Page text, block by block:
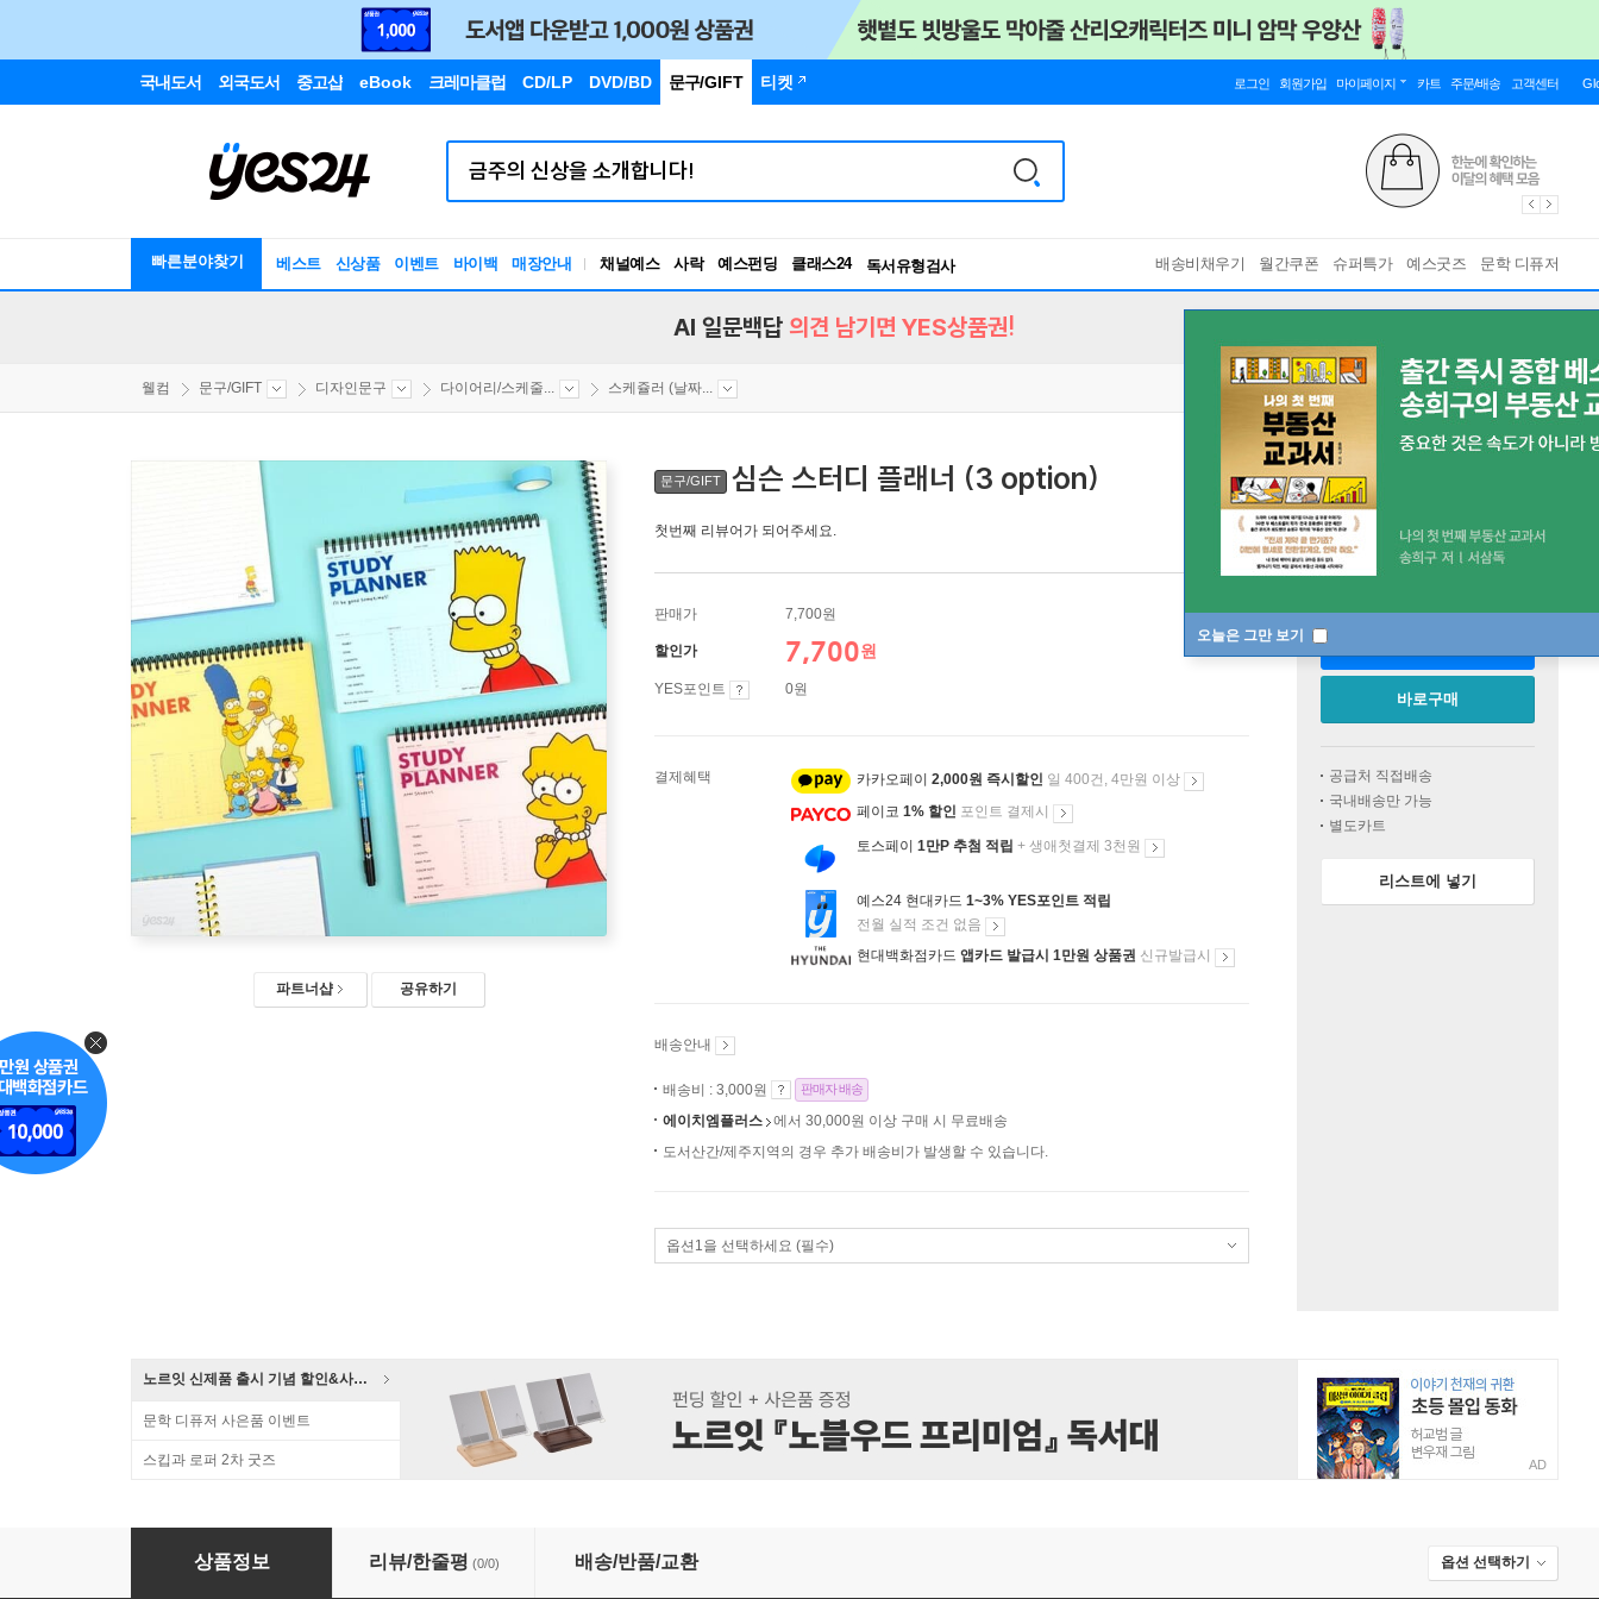
국내도서 외국도서 중고샵 eBook 크레마클럽 CD/LP DVD/BD 문구/GIFT 티켓 로그인 회원가입 마이페이지 카트 주문/배송 고객센터
빠른분야찾기 베스트 신상품 이벤트 바이백 매장안내 채널예스 사락 예스펀딩 클래스24
독서유형검사
RBTI Lab
배송비채우기 월간쿠폰 슈퍼특가 예스굿즈 문학 디퓨저
오늘은 그만 보기
AI 일문백답 의견 남기면 YES상품권!
웰컴 문구/GIFT 디자인문구 다이어리/스케줄... 스케쥴러 (날짜...
파트너샵 공유하기
문구/GIFT 심슨 스터디 플래너 (3 option)
첫번째 리뷰어가 되어주세요.
판매가 7,700원
할인가 7,700원
YES포인트 0원
결제혜택 카카오페이 2,000원 즉시할인 일 400건, 4만원 이상
페이코 1% 할인 포인트 결제시
토스페이 1만P 추첨 적립 + 생애첫결제 3천원
예스24 현대카드 1~3% YES포인트 적립
전월 실적 조건 없음
현대백화점카드 앱카드 발급시 1만원 상품권 신규발급시
배송안내
배송비 : 3,000원 판매자 배송
에이치엠플러스
에서 30,000원 이상 구매 시 무료배송
도서산간/제주지역의 경우 추가 배송비가 발생할 수 있습니다.
옵션1을 선택하세요 (필수)
바로구매
공급처 직접배송
국내배송만 가능
별도카트
리스트에 넣기
노르잇 신제품 출시 기념 할인&사은품 증정!
문학 디퓨저 사은품 이벤트
스킵과 로퍼 2차 굿즈 AD
심슨 스터디 플래너 (3 option)
상품정보 리뷰/한줄평 (0/0) 배송/반품/교환 옵션 선택하기